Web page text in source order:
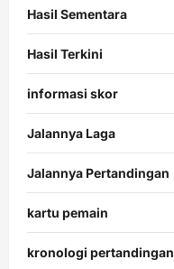
Hasil Sementara
Hasil Terkini
informasi skor
Jalannya Laga
Jalannya Pertandingan
kartu pemain
kronologi pertandingan